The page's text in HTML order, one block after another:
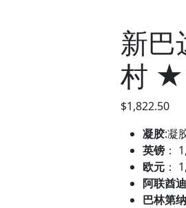
新巴
村
$1,822.50
凝胶:凝
英镑 ：
欧元 ：
阿联酋
巴林第